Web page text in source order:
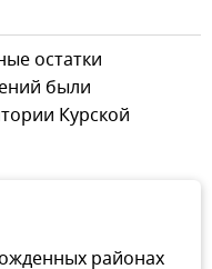
остатки
были
Курской
районах